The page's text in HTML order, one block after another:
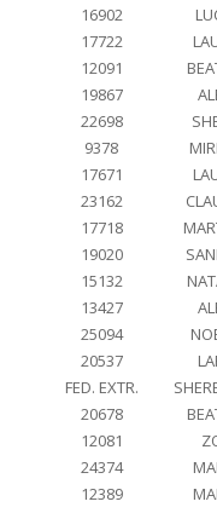
16902
17722
12091
19867
22698
9378
17671
23162
17718
19020
15132
13427
25094
20537
FED. EXTR.
20678
12081
24374
12389